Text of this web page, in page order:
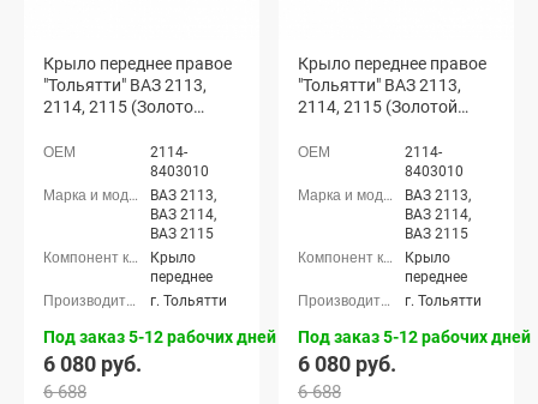
Крыло переднее правое
"Тольятти" ВАЗ 2113,
2114, 2115 (Золото
2114-
8403010
ВАЗ 2113,
ВАЗ 2114,
ВАЗ 2115
Крыло
переднее
г. Тольятти
Под заказ 5-12 рабочих дней
6 080 руб.
6 688
Крыло переднее правое
"Тольятти" ВАЗ 2113,
2114, 2115 (Золотой
2114-
8403010
ВАЗ 2113,
ВАЗ 2114,
ВАЗ 2115
Крыло
переднее
г. Тольятти
Под заказ 5-12 рабочих дней
6 080 руб.
6 688